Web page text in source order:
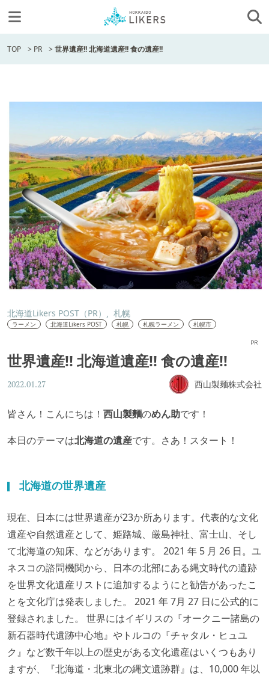
TOP > PR >世界遺産!! 北海道遺産!! 食の遺産!!
北海道Likers POST（PR） 札幌
ラーメン 北海道Likers POST 札幌 札幌ラーメン 札幌市
PR
世界遺産!! 北海道遺産!! 食の遺産!!
2022.01.27 西山製麺株式会社
皆さん！こんにちは！ 西山製麵のめん助です！
本日のテーマは北海道の遺産です。さあ！スタート！
北海道の世界遺産
現在、日本には世界遺産が23か所あります。代表的な文化
遺産や自然遺産として、姫路城、厳島神社、富士山、そし
て北海道の知床、などがあります。 2021 年 5 月 26 日。ユ
ネスコの諮問機関から、日本の北部にある縄文時代の遺跡
を世界文化遺産リストに追加するようにと勧告があったこ
とを文化庁は発表しました。 2021 年 7月 27 日に公式的に
登録されました。 世界にはイギリスの『オークニー諸島の
新石器時代遺跡中心地』やトルコの『チャタル・ヒュユ
ク』など数千年以上の歴史がある文化遺産はいくつもあり
ますが、『北海道・北東北の縄文遺跡群』は、10,000 年以